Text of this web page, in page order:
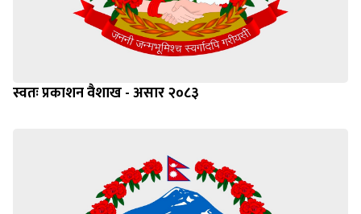
स्वतः प्रकाशन वैशाख - असार २०८३